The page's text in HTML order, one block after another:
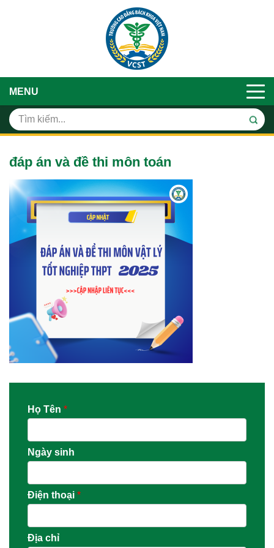
MENU
đáp án và đề thi môn toán
Họ Tên *
Ngày sinh
Điện thoại *
Địa chỉ